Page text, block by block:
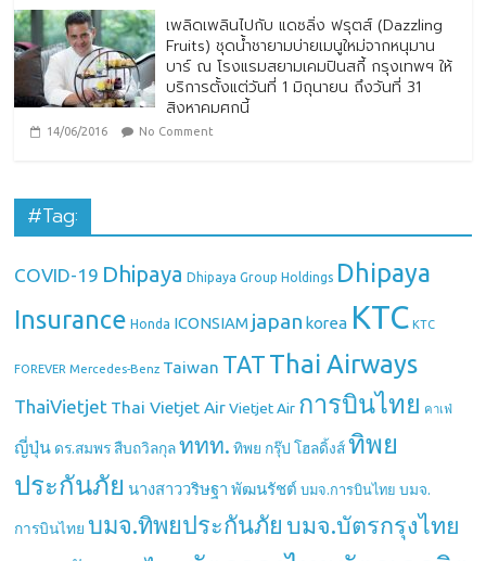
เพลิดเพลินไปกับ แดซลิ่ง ฟรุตส์ (Dazzling
Fruits) ชุดน้ำชายามบ่ายเมนูใหม่จากหนุมาน
บาร์ ณ โรงแรมสยามเคมปินสกี้ กรุงเทพฯ ให้
บริการตั้งแต่วันที่ 1 มิถุนายน ถึงวันที่ 31
สิงหาคมศกนี้
14/06/2016 No Comment
#Tag:
COVID-19 Dhipaya Dhipaya Group Holdings Dhipaya
Insurance Honda ICONSIAM japan korea KTC KTC
FOREVER Mercedes-Benz Taiwan TAT Thai Airways
ThaiVietjet Thai Vietjet Air Vietjet Air การบินไทย คาเฟ่
ญี่ปุ่น ดร.สมพร สืบถวิลกุล ททท. ทิพย กรุ๊ป โฮลดิ้งส์ ทิพย
ประกันภัย นางสาววริษฐา พัฒนรัชต์ บมจ.การบินไทย บมจ.
การบินไทย บมจ.ทิพยประกันภัย บมจ.บัตรกรุงไทย